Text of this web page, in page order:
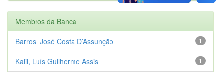
Membros da Banca
1
Barros, José Costa D’Assunção
1
Kalil, Luís Guilherme Assis